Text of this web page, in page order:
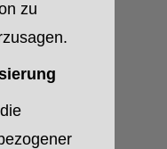
zu